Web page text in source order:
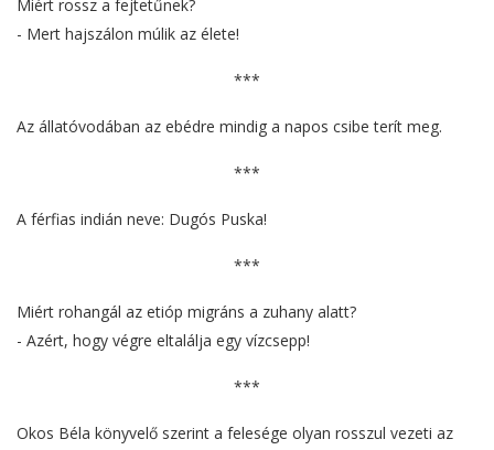
Miért rossz a fejtetűnek?
- Mert hajszálon múlik az élete!
***
Az állatóvodában az ebédre mindig a napos csibe terít meg.
***
A férfias indián neve: Dugós Puska!
***
Miért rohangál az etióp migráns a zuhany alatt?
- Azért, hogy végre eltalálja egy vízcsepp!
***
Okos Béla könyvelő szerint a felesége olyan rosszul vezeti az